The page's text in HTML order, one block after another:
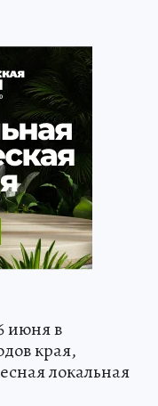
июня в
края,
локальная